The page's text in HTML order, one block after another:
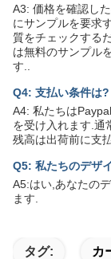
A3: 価格を確認し
にサンプルを要求
質をチェックする
は無料のサンプル
す..
Q4: 支払い条件は?
A4: 私たちは
を受け入れます.通
残高は出荷前に支
Q5: 私たちのデザ
A5:はい,あなたの
ます.
タグ: カ